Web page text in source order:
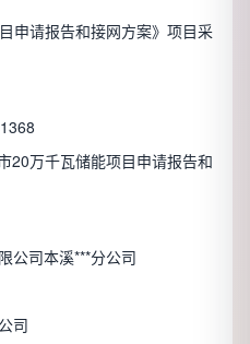
申请报告和接网方案》项目采
20万千瓦储能项目申请报告和
公司本溪***分公司
司